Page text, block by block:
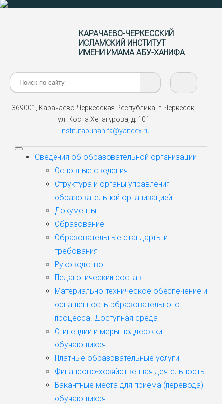
КАРАЧАЕВО-ЧЕРКЕССКИЙ
ИСЛАМСКИЙ ИНСТИТУТ
ИМЕНИ ИМАМА АБУ-ХАНИФА
Поиск:
369001, Карачаево-Черкесская Республика, г. Черкесск,
ул. Коста Хетагурова, д. 101
institutabuhanifa@yandex.ru
Сведения об образовательной организации
Основные сведения
Структура и органы управления
образовательной организацией
Документы
Образование
Образовательные стандарты и
требования
Руководство
Педагогический состав
Материально-техническое обеспечение и
оснащенность образовательного
процесса. Доступная среда
Стипендии и меры поддержки
обучающихся
Платные образовательные услуги
Финансово-хозяйственная деятельность
Вакантные места для приема (перевода)
обучающихся